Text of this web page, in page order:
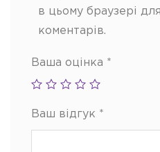
в цьому браузері
коментарів.
Ваша оцінка *
Ваш відгук *